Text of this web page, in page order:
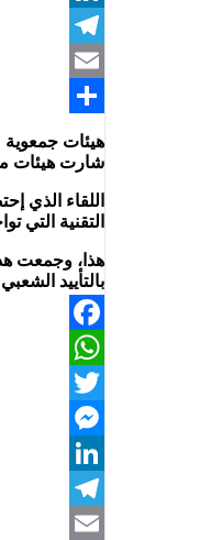
LinkedIn
Telegram
Email
Share
هيئات جمعوية
شارت هيئات من
اللقاء الذي
التقنية التي
هذا، وجمعت
بالتأييد
Facebook
WhatsApp
Twitter
Messenger
LinkedIn
Telegram